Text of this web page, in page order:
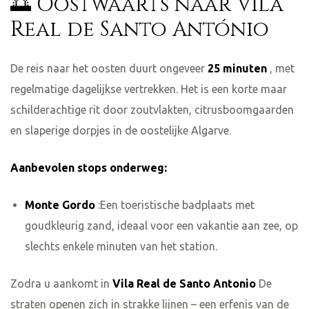
Real de Santo António
De reis naar het oosten duurt ongeveer 25 minuten , met
regelmatige dagelijkse vertrekken. Het is een korte maar
schilderachtige rit door zoutvlakten, citrusboomgaarden
en slaperige dorpjes in de oostelijke Algarve.
Aanbevolen stops onderweg:
Monte Gordo:Een toeristische badplaats met
goudkleurig zand, ideaal voor een vakantie aan zee, op
slechts enkele minuten van het station.
Zodra u aankomt in Vila Real de Santo Antonio De
straten openen zich in strakke lijnen – een erfenis van de